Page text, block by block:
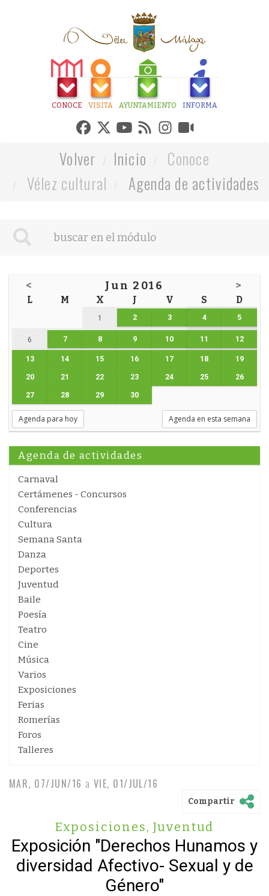
CONOCE VISITA AYUNTAMIENTO INFORMA
Volver Inicio
Conoce
Vélez cultural
Agenda de actividades
< Jun 2016 >
L M X J V S D
1 2 3 4 5
6 7 8 9 10 11 12
13 14 15 16 17 18 19
20 21 22 23 24 25 26
27 28 29 30
Agenda para hoy Agenda en esta semana
Agenda de actividades
Carnaval
Certámenes - Concursos
Conferencias
Cultura
Semana Santa
Danza
Deportes
Juventud
Baile
Poesía
Teatro
Cine
Música
Varios
Exposiciones
Ferias
Romerías
Foros
Talleres
MAR, 07/JUN/16 a VIE, 01/JUL/16
Compartir
Exposiciones, Juventud
Exposición "Derechos Hunamos y
diversidad Afectivo- Sexual y de
Género"